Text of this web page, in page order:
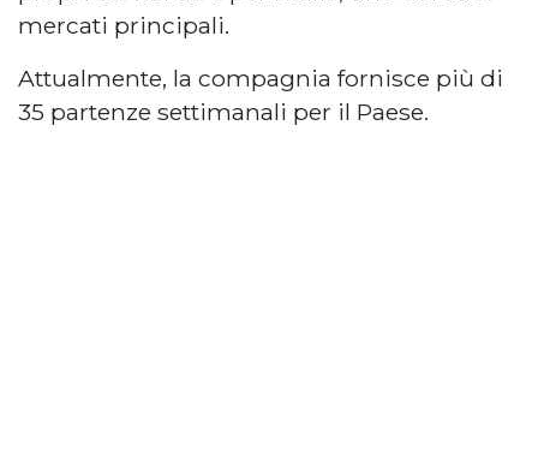
mercati principali.
Attualmente, la compagnia fornisce più di
35 partenze settimanali per il Paese.